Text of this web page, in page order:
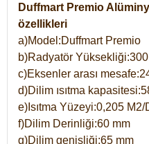
Duffmart Premio
özellikleri
a)Model:Duffmart Premio
b)Radyatör
c)Eksenler arası
d)Dilim ısıtma
e)Isıtma Yüzeyi:0,205 M2/
f)Dilim Derinliği:60 mm
g)Dilim genişliği:65 mm